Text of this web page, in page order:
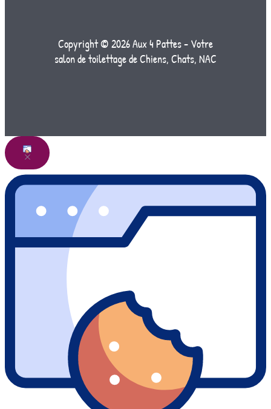
Copyright © 2026 Aux 4 Pattes - Votre
salon de toilettage de Chiens, Chats, NAC